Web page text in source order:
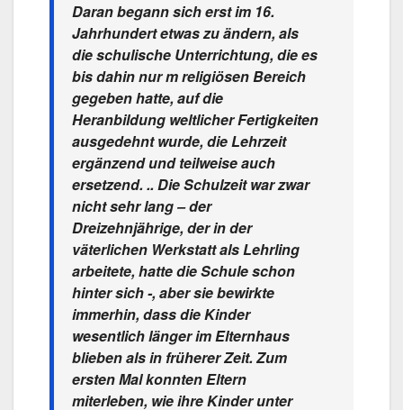
Daran begann sich erst im 16.
Jahrhundert etwas zu ändern, als
die schulische Unterrichtung, die es
bis dahin nur m religiösen Bereich
gegeben hatte, auf die
Heranbildung weltlicher Fertigkeiten
ausgedehnt wurde, die Lehrzeit
ergänzend und teilweise auch
ersetzend. .. Die Schulzeit war zwar
nicht sehr lang – der
Dreizehnjährige, der in der
väterlichen Werkstatt als Lehrling
arbeitete, hatte die Schule schon
hinter sich -, aber sie bewirkte
immerhin, dass die Kinder
wesentlich länger im Elternhaus
blieben als in früherer Zeit. Zum
ersten Mal konnten Eltern
miterleben, wie ihre Kinder unter